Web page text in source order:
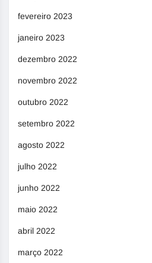
fevereiro 2023
janeiro 2023
dezembro 2022
novembro 2022
outubro 2022
setembro 2022
agosto 2022
julho 2022
junho 2022
maio 2022
abril 2022
março 2022